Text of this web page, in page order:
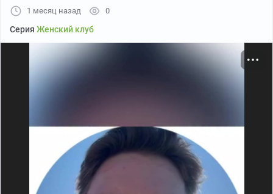
и звуками поющих чаш. Такие практики помогают
избавиться от тревожности, снять стресс, а также
накопить энергию для следующей рабочей недели.
1 месяц назад 0
Серия Женский клуб